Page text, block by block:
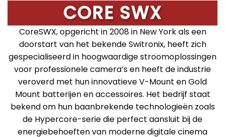
CORE SWX
CoreSWX, opgericht in 2008 in New York als een
doorstart van het bekende Switronix, heeft zich
gespecialiseerd in hoogwaardige stroomoplossingen
voor professionele camera’s en heeft de industrie
veroverd met hun innovatieve V-Mount en Gold
Mount batterijen en accessoires. Het bedrijf staat
bekend om hun baanbrekende technologieën zoals
de Hypercore-serie die perfect aansluit bij de
energiebehoeften van moderne digitale cinema